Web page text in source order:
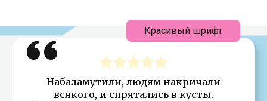
Набаламутили, людям накричали
всякого, и спрятались в кусты.
Красивый шрифт